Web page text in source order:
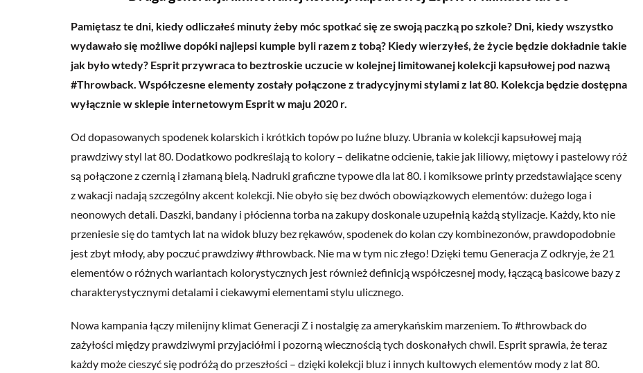
Pamiętasz te dni, kiedy odliczałeś minuty żeby móc spotkać się ze swoją paczką po szkole? Dni, kiedy wszystko
wydawało się możliwe dopóki najlepsi kumple byli razem z tobą? Kiedy wierzyłeś, że życie będzie dokładnie takie
jak było wtedy? Esprit przywraca to beztroskie uczucie w kolejnej limitowanej kolekcji kapsułowej pod nazwą
#Throwback. Współczesne elementy zostały połączone z tradycyjnymi stylami z lat 80. Kolekcja będzie dostępna
wyłącznie w sklepie internetowym Esprit w maju 2020 r.
Od dopasowanych spodenek kolarskich i krótkich topów po luźne bluzy. Ubrania w kolekcji kapsułowej mają
prawdziwy styl lat 80. Dodatkowo podkreślają to kolory – delikatne odcienie, takie jak liliowy, miętowy i pastelowy róż
są połączone z czernią i złamaną bielą. Nadruki graficzne typowe dla lat 80. i komiksowe printy przedstawiające sceny
z wakacji nadają szczególny akcent kolekcji. Nie obyło się bez dwóch obowiązkowych elementów: dużego loga i
neonowych detali. Daszki, bandany i płócienna torba na zakupy doskonale uzupełnią każdą stylizacje. Każdy, kto nie
przeniesie się do tamtych lat na widok bluzy bez rękawów, spodenek do kolan czy kombinezonów, prawdopodobnie
jest zbyt młody, aby poczuć prawdziwy #throwback. Nie ma w tym nic złego! Dzięki temu Generacja Z odkryje, że 21
elementów o różnych wariantach kolorystycznych jest również definicją współczesnej mody, łączącą basicowe bazy z
charakterystycznymi detalami i ciekawymi elementami stylu ulicznego.
Nowa kampania łączy milenijny klimat Generacji Z i nostalgię za amerykańskim marzeniem. To #throwback do
zażyłości między prawdziwymi przyjaciółmi i pozorną wiecznością tych doskonałych chwil. Esprit sprawia, że teraz
każdy może cieszyć się podróżą do przeszłości – dzięki kolekcji bluz i innych kultowych elementów mody z lat 80.